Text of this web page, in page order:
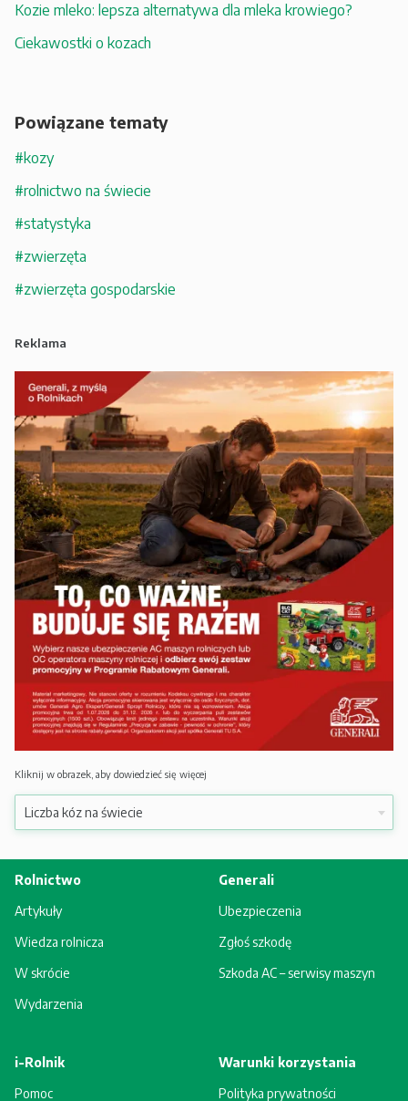
Kozie mleko: lepsza alternatywa dla mleka krowiego?
Ciekawostki o kozach
Powiązane tematy
#kozy
#rolnictwo na świecie
#statystyka
#zwierzęta
#zwierzęta gospodarskie
Reklama
Kliknij w obrazek, aby dowiedzieć się więcej
Rolnictwo
Artykuły
Wiedza rolnicza
W skrócie
Wydarzenia
Generali
Ubezpieczenia
Zgłoś szkodę
Szkoda AC – serwisy maszyn
i-Rolnik
Pomoc
Warunki korzystania
Polityka prywatności